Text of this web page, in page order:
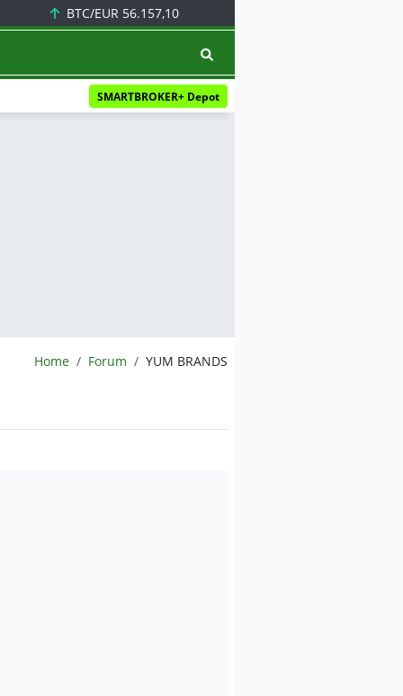
BTC/EUR 56.157,10
SMARTBROKER+ Depot
BörsenNEWS.de
Home Forum YUM BRANDS